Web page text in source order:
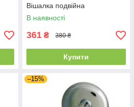
Вішалка подвійна
В наявності
361 ₴ 380 ₴
Купити
–15%